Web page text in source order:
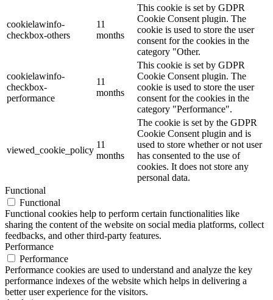
cookielawinfo-
checkbox-others
11
months
This cookie is set by GDPR
Cookie Consent plugin. The
cookie is used to store the user
consent for the cookies in the
category "Other.
cookielawinfo-
checkbox-
performance
11
months
This cookie is set by GDPR
Cookie Consent plugin. The
cookie is used to store the user
consent for the cookies in the
category "Performance".
viewed_cookie_policy
11
months
The cookie is set by the GDPR
Cookie Consent plugin and is
used to store whether or not user
has consented to the use of
cookies. It does not store any
personal data.
Functional
Functional
Functional cookies help to perform certain functionalities like
sharing the content of the website on social media platforms, collect
feedbacks, and other third-party features.
Performance
Performance
Performance cookies are used to understand and analyze the key
performance indexes of the website which helps in delivering a
better user experience for the visitors.